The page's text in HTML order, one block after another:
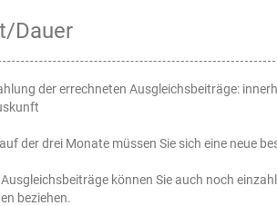
Dauer
der errechneten Ausgleichsbeiträge:
der drei Monate müssen Sie sich eine neue
Ausgleichsbeiträge können Sie auch noch
beziehen.